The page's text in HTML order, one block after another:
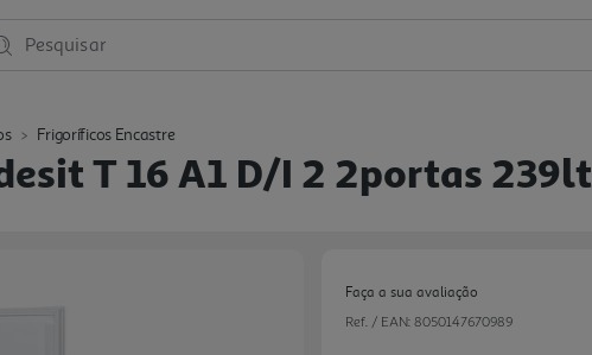
Pesquisar
Frigoríficos Encastre
T 16 A1 D/i 2 2portas 239lt
Faça a sua avaliação
Ref. / EAN: 8050147670989